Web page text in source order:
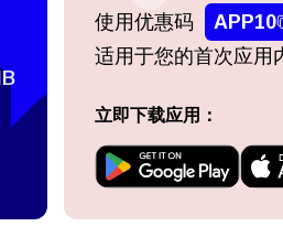
if your device supports eSIM
使用优惠码
APP10
适用于您的首次应用
立即下载应用：
登录或注册